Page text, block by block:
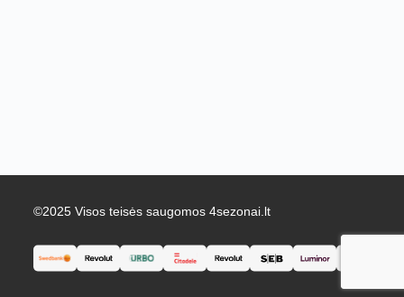
©2025 Visos teisės saugomos 4sezonai.lt